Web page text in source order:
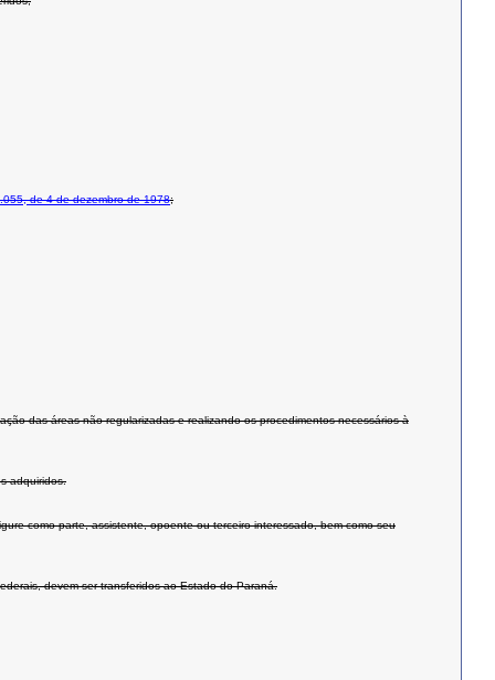
de 4 de dezembro de 1978;
das áreas não regularizadas e realizando os procedimentos necessários à
adquiridos.
como parte, assistente, opoente ou terceiro interessado, bem como seu
devem ser transferidos ao Estado do Paraná.